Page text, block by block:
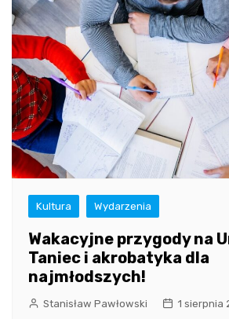
Kultura Wydarzenia
Wakacyjne przygody na
Taniec i akrobatyka dla
najmłodszych!
Stanisław Pawłowski 1 sierpnia